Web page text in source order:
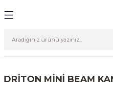
DRİTON MİNİ BEAM